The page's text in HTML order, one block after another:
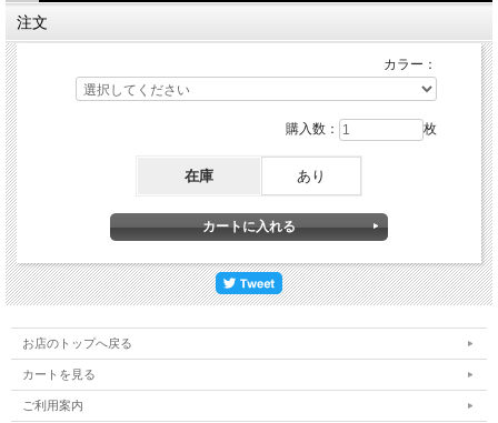
注文
カラー：
購入数： 枚
在庫 あり
お店のトップへ戻る
カートを見る
ご利用案内